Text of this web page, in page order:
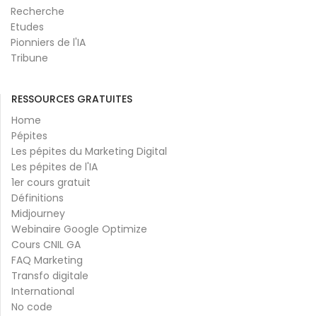
Recherche
Etudes
Pionniers de l'IA
Tribune
RESSOURCES GRATUITES
Home
Pépites
Les pépites du Marketing Digital
Les pépites de l'IA
1er cours gratuit
Définitions
Midjourney
Webinaire Google Optimize
Cours CNIL GA
FAQ Marketing
Transfo digitale
International
No code